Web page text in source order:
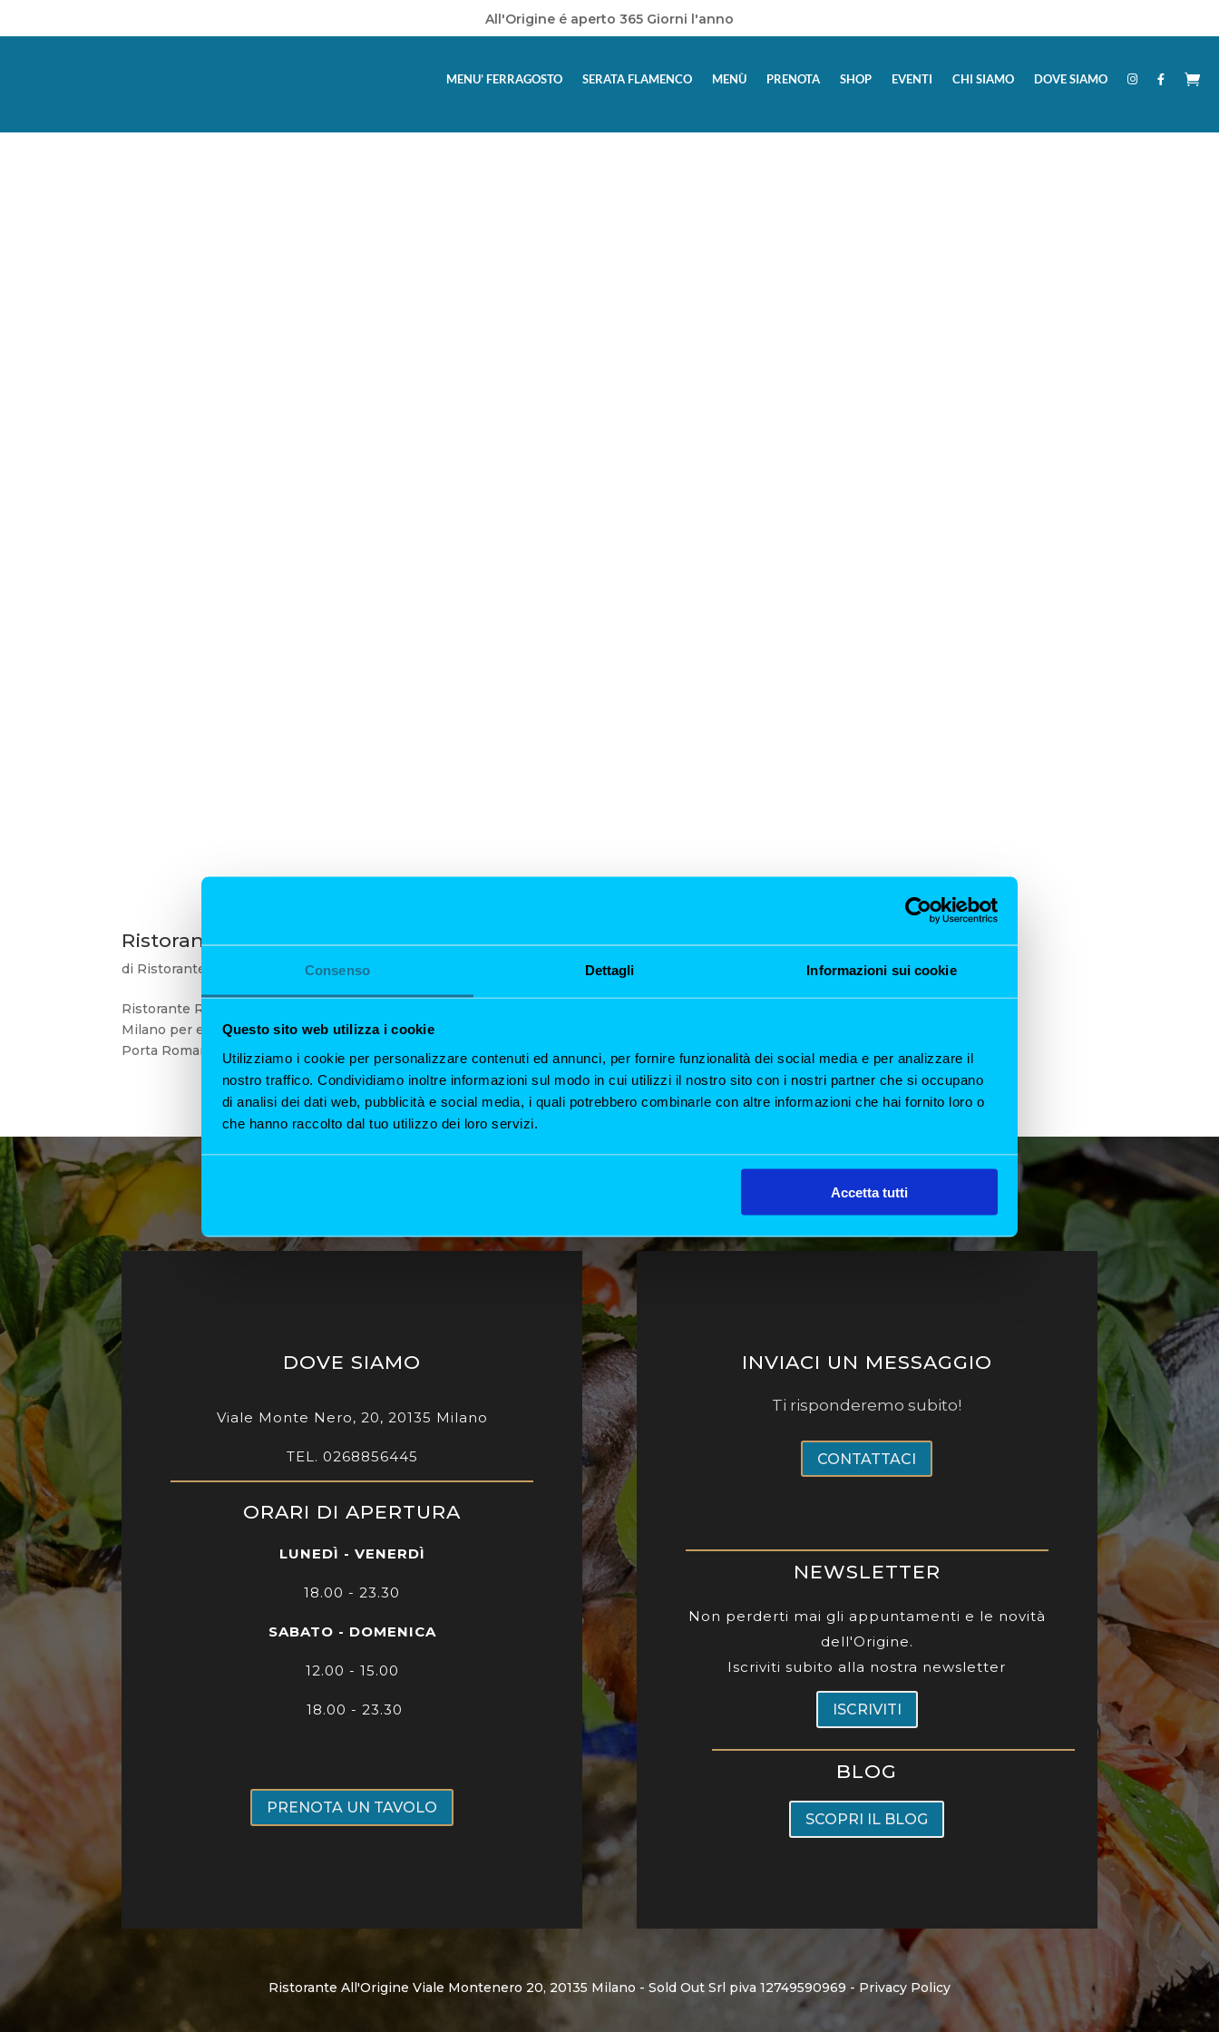
Consenso Dettagli Informazioni sui cookie
Questo sito web utilizza i cookie
Utilizziamo i cookie per personalizzare contenuti ed annunci, per fornire funzionalità dei social media e per analizzare il
nostro traffico. Condividiamo inoltre informazioni sul modo in cui utilizzi il nostro sito con i nostri partner che si occupano
di analisi dei dati web, pubblicità e social media, i quali potrebbero combinarle con altre informazioni che hai fornito loro o
che hanno raccolto dal tuo utilizzo dei loro servizi.
Accetta tutti
All'Origine é aperto 365 Giorni l'anno
MENU’ FERRAGOSTO SERATA FLAMENCO MENÙ PRENOTA SHOP EVENTI CHI SIAMO DOVE SIAMO
Ristorante romantico a Milano
di Ristorante All'Origine 17 Feb, 2025
Ristorante Romantico a Milano: Scopri l’Esperienza Unica di All’Origine All’Origine è il ristorante romantico a
Milano per eccellenza, perfetto per una cena speciale con la tua dolce metà. La nostra terrazza, affacciata su
Porta Romana, offre un’esperienza intima e...
DOVE SIAMO
Viale Monte Nero, 20, 20135 Milano
TEL. 0268856445
ORARI DI APERTURA
LUNEDÌ - VENERDÌ
18.00 - 23.30
SABATO - DOMENICA
12.00 - 15.00
18.00 - 23.30
PRENOTA UN TAVOLO
INVIACI UN MESSAGGIO
Ti risponderemo subito!
CONTATTACI
NEWSLETTER
Non perderti mai gli appuntamenti e le novità
dell'Origine.
Iscriviti subito alla nostra newsletter
ISCRIVITI
BLOG
SCOPRI IL BLOG
Ristorante All'Origine Viale Montenero 20, 20135 Milano - Sold Out Srl piva 12749590969 - Privacy Policy